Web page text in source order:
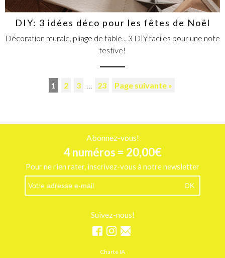
DIY: 3 idées déco pour les fêtes de Noël
Décoration murale, pliage de table... 3 DIY faciles pour une note
festive!
1 2 3 … 23 Page suivante »
Abonnez-vous!
4 numéros = 20,00€
Pour ne rien rater, inscrivez-vous à notre newsletter
Suivez-nous!
Charte IA